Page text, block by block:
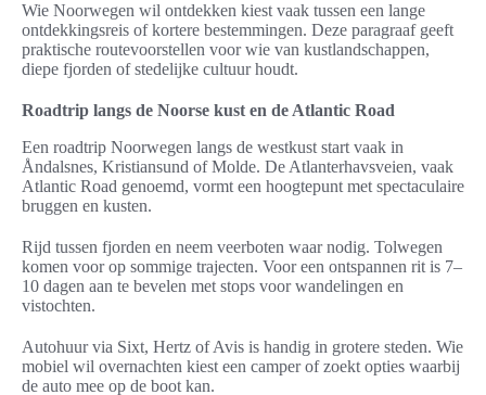
Wie Noorwegen wil ontdekken kiest vaak tussen een lange
ontdekkingsreis of kortere bestemmingen. Deze paragraaf geeft
praktische routevoorstellen voor wie van kustlandschappen,
diepe fjorden of stedelijke cultuur houdt.
Roadtrip langs de Noorse kust en de Atlantic Road
Een roadtrip Noorwegen langs de westkust start vaak in
Åndalsnes, Kristiansund of Molde. De Atlanterhavsveien, vaak
Atlantic Road genoemd, vormt een hoogtepunt met spectaculaire
bruggen en kusten.
Rijd tussen fjorden en neem veerboten waar nodig. Tolwegen
komen voor op sommige trajecten. Voor een ontspannen rit is 7–
10 dagen aan te bevelen met stops voor wandelingen en
vistochten.
Autohuur via Sixt, Hertz of Avis is handig in grotere steden. Wie
mobiel wil overnachten kiest een camper of zoekt opties waarbij
de auto mee op de boot kan.